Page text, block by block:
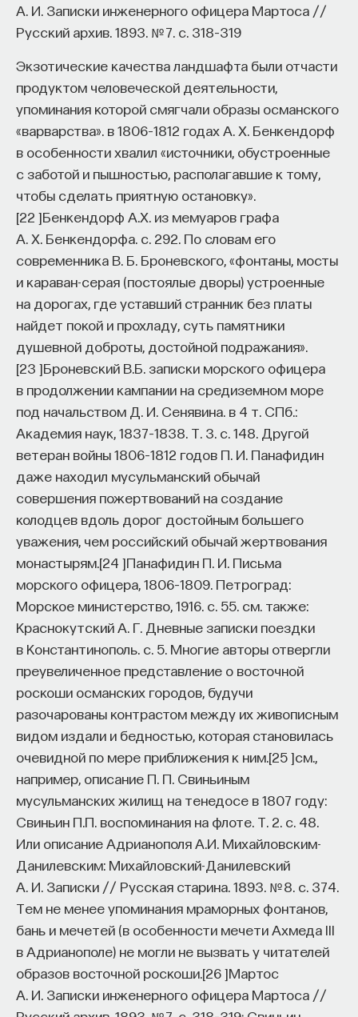
А. И. Записки инженерного офицера Мартоса //
Русский архив. 1893. № 7. с. 318–319
Экзотические качества ландшафта были отчасти
продуктом человеческой деятельности,
упоминания которой смягчали образы османского
«варварства». в 1806–1812 годах А. Х. Бенкендорф
в особенности хвалил «источники, обустроенные
с заботой и пышностью, располагавшие к тому,
чтобы сделать приятную остановку».
[22 ]Бенкендорф А.Х. из мемуаров графа
А. Х. Бенкендорфа. с. 292. По словам его
современника В. Б. Броневского, «фонтаны, мосты
и караван-серая (постоялые дворы) устроенные
на дорогах, где уставший странник без платы
найдет покой и прохладу, суть памятники
душевной доброты, достойной подражания».
[23 ]Броневский В.Б. записки морского офицера
в продолжении кампании на средиземном море
под начальством Д. И. Сенявина. в 4 т. СПб.:
Академия наук, 1837–1838. Т. 3. с. 148. Другой
ветеран войны 1806–1812 годов П. И. Панафидин
даже находил мусульманский обычай
совершения пожертвований на создание
колодцев вдоль дорог достойным большего
уважения, чем российский обычай жертвования
монастырям.[24 ]Панафидин П. И. Письма
морского офицера, 1806–1809. Петроград:
Морское министерство, 1916. с. 55. см. также:
Краснокутский А. Г. Дневные записки поездки
в Константинополь. с. 5. Многие авторы отвергли
преувеличенное представление о восточной
роскоши османских городов, будучи
разочарованы контрастом между их живописным
видом издали и бедностью, которая становилась
очевидной по мере приближения к ним.[25]см.,
например, описание П. П. Свиньиным
мусульманских жилищ на тенедосе в 1807 году:
Свиньин П.П. воспоминания на флоте. Т. 2. с. 48.
Или описание Адрианополя А.И. Михайловским-
Данилевским: Михайловский-Данилевский
А. И. Записки // Русская старина. 1893. № 8. с. 374.
Тем не менее упоминания мраморных фонтанов,
бань и мечетей (в особенности мечети Ахмеда III
в Адрианополе) не могли не вызвать у читателей
образов восточной роскоши.[26]Мартос
А. И. Записки инженерного офицера Мартоса //